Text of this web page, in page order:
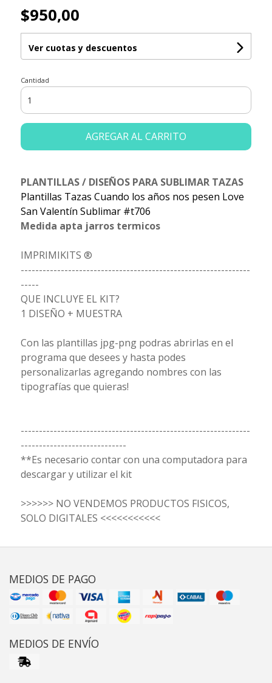
$950,00
Ver cuotas y descuentos
Cantidad
AGREGAR AL CARRITO
PLANTILLAS / DISEÑOS PARA SUBLIMAR TAZAS
Plantillas Tazas Cuando los años nos pesen Love
San Valentín Sublimar #t706
Medida apta jarros termicos
IMPRIMIKITS ®
---------------------------------------------------------------
-----
QUE INCLUYE EL KIT?
1 DISEÑO + MUESTRA
Con las plantillas jpg-png podras abrirlas en el
programa que desees y hasta podes
personalizarlas agregando nombres con las
tipografías que quieras!
---------------------------------------------------------------
-----------------------------
**Es necesario contar con una computadora para
descargar y utilizar el kit
>>>>>> NO VENDEMOS PRODUCTOS FISICOS,
SOLO DIGITALES <<<<<<<<<<<
MEDIOS DE PAGO
MEDIOS DE ENVÍO